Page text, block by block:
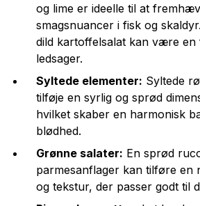
og lime er ideelle til at
smagsnuancer i fisk og
dild kartoffelsalat kan være en
ledsager.
Syltede elementer: Syltede
tilføje en syrlig og sprød
hvilket skaber en harmonisk
blødhed.
Grønne salater: En sprød
parmesanflager kan tilføre en
og tekstur, der passer godt til